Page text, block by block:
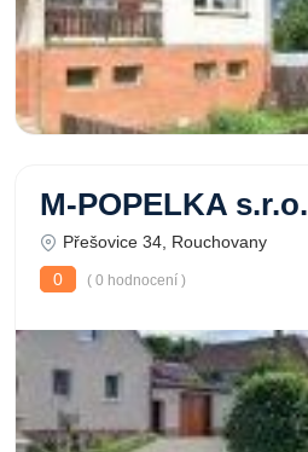
M-POPELKA s.r.o.
Přešovice 34, Rouchovany
0
( 0 hodnocení )